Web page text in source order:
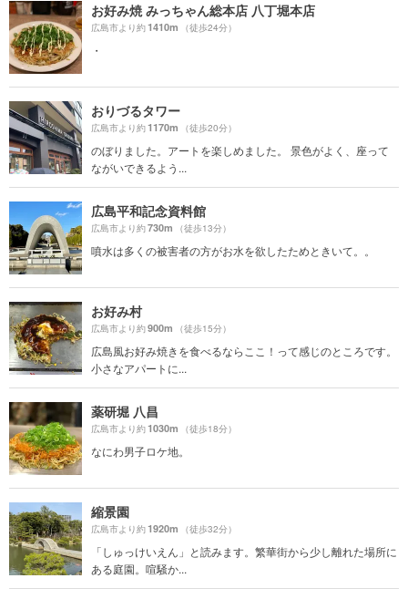
お好み焼 みっちゃん総本店 八丁堀本店
広島市より約1410m （徒歩24分）
・
おりづるタワー
広島市より約1170m （徒歩20分）
のぼりました。アートを楽しめました。 景色がよく、座って
ながいできるよう...
広島平和記念資料館
広島市より約730m （徒歩13分）
噴水は多くの被害者の方がお水を欲したためときいて。。
お好み村
広島市より約900m （徒歩15分）
広島風お好み焼きを食べるならここ！って感じのところです。
小さなアパートに...
薬研堀 八昌
広島市より約1030m （徒歩18分）
なにわ男子ロケ地。
縮景園
広島市より約1920m （徒歩32分）
「しゅっけいえん」と読みます。繁華街から少し離れた場所に
ある庭園。喧騒か...